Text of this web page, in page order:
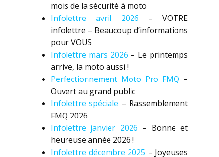
mois de la sécurité à moto
Infolettre avril 2026 – VOTRE
infolettre – Beaucoup d’informations
pour VOUS
Infolettre mars 2026 – Le printemps
arrive, la moto aussi !
Perfectionnement Moto Pro FMQ –
Ouvert au grand public
Infolettre spéciale – Rassemblement
FMQ 2026
Infolettre janvier 2026 – Bonne et
heureuse année 2026 !
Infolettre décembre 2025 – Joyeuses